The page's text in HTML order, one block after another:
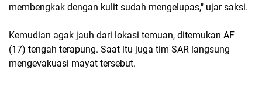
membengkak dengan kulit sudah mengelupas," ujar saksi.
Kemudian agak jauh dari lokasi temuan, ditemukan AF
(17) tengah terapung. Saat itu juga tim SAR langsung
mengevakuasi mayat tersebut.